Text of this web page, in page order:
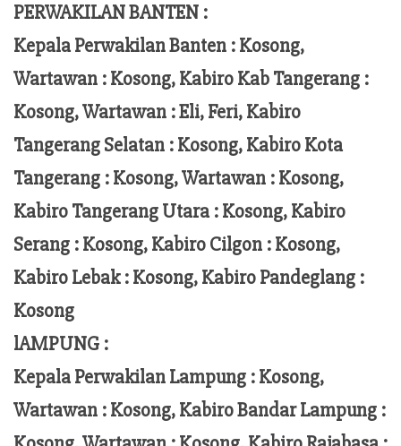
PERWAKILAN BANTEN :
Kepala Perwakilan Banten : Kosong,
Wartawan : Kosong, Kabiro Kab Tangerang :
Kosong,Wartawan :Eli, Feri, Kabiro
Tangerang Selatan : Kosong, Kabiro Kota
Tangerang :Kosong, Wartawan : Kosong,
Kabiro Tangerang Utara : Kosong, Kabiro
Serang : Kosong, Kabiro Cilgon : Kosong,
Kabiro Lebak : Kosong, Kabiro Pandeglang :
Kosong
lAMPUNG :
Kepala Perwakilan Lampung :Kosong,
Wartawan : Kosong, Kabiro Bandar Lampung :